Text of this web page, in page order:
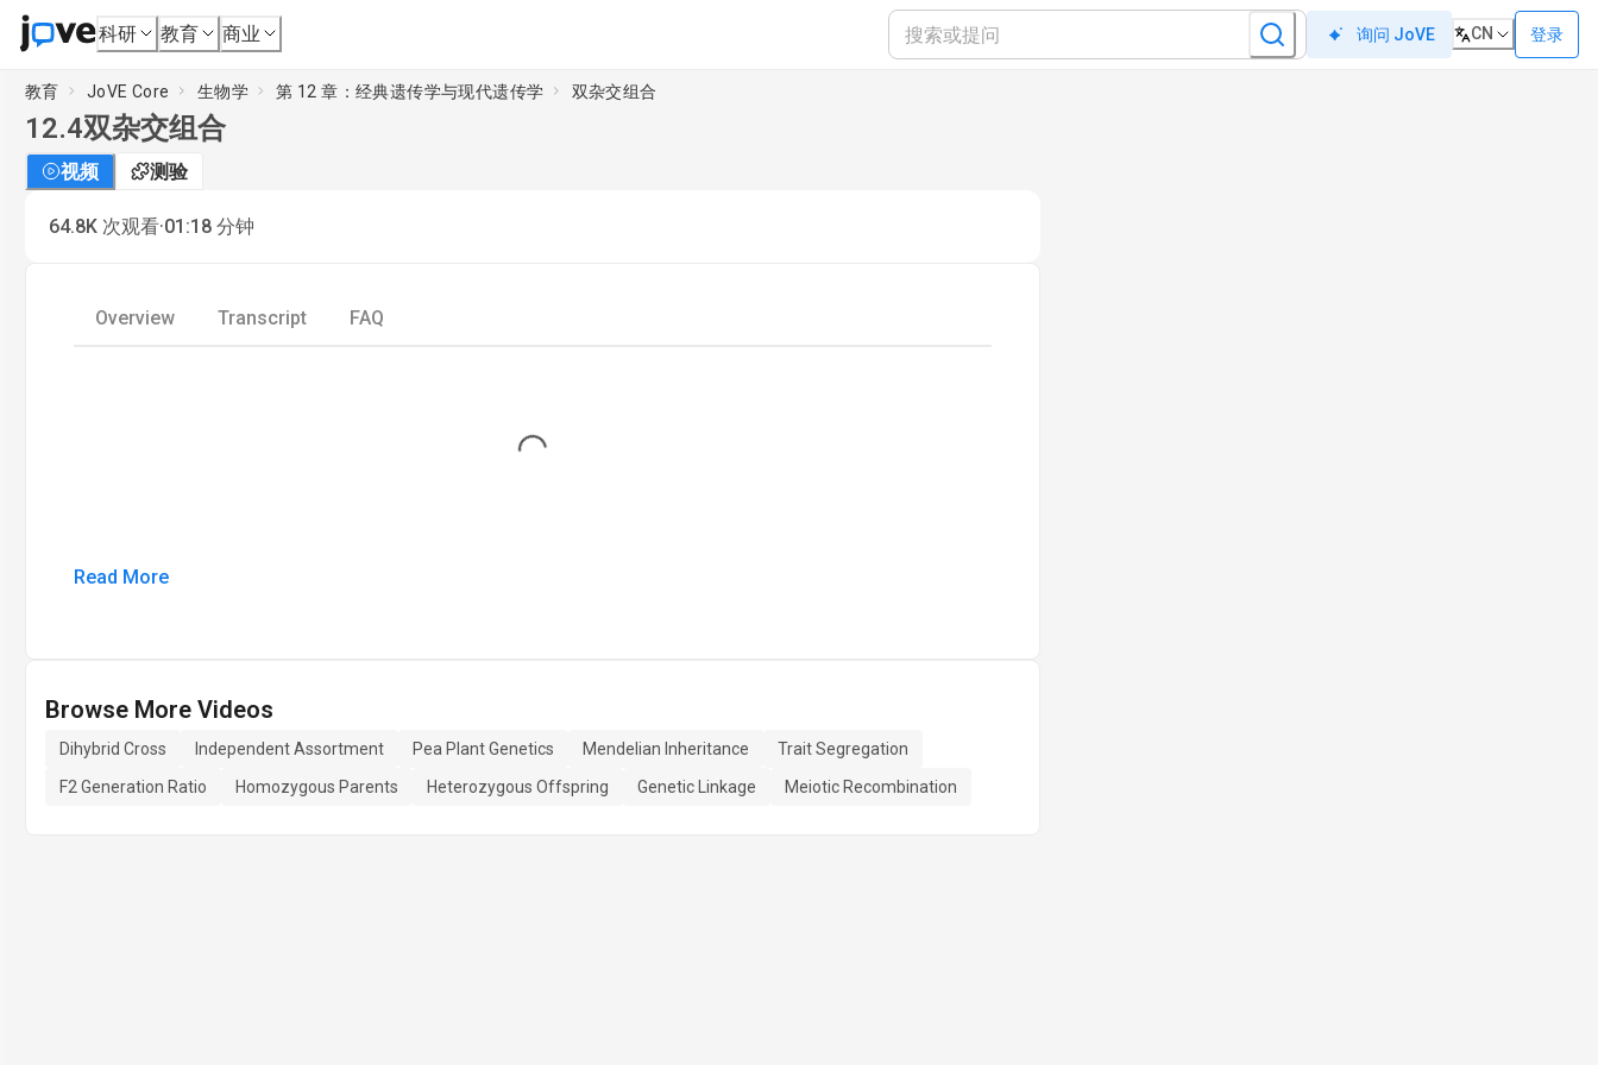
科研 教育 商业 询问 JoVE CN 登录
教育 JoVE Core 生物学 第 12 章：经典遗传学与现代遗传学 双杂交组合
12.4双杂交组合
视频 测验
64.8K 次观看·01:18 分钟
Overview Transcript FAQ
Loading...
Read More
Browse More Videos
Dihybrid Cross Independent Assortment Pea Plant Genetics Mendelian Inheritance
Trait Segregation
F2 Generation Ratio
Homozygous Parents Heterozygous Offspring Genetic Linkage Meiotic Recombination